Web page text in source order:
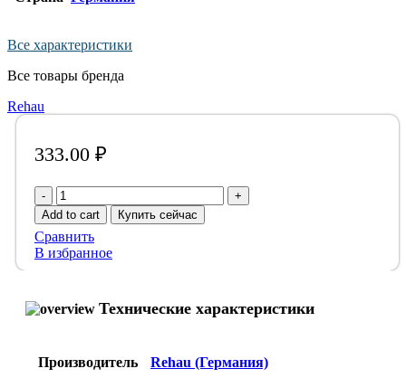
Все характеристики
Все товары бренда
Rehau
333.00 ₽
Заглушка
Rehau
Raupiano
110
мм
Add to cart Купить сейчас
Сравнить
В избранное
Технические характеристики
Производитель Rehau (Германия)